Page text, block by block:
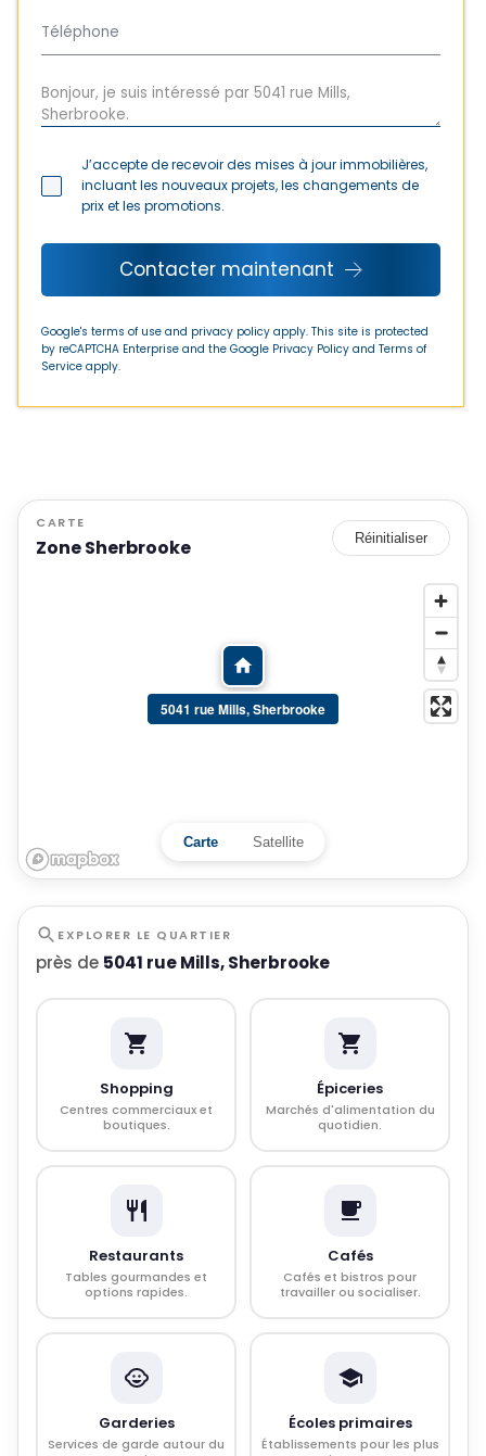
J’accepte de recevoir des mises à jour immobilières,
incluant les nouveaux projets, les changements de
prix et les promotions.
Contacter maintenant
Google's terms of use and privacy policy apply. This site is protected
by reCAPTCHA Enterprise and the Google Privacy Policy and Terms of
Service apply.
CARTE
Zone Sherbrooke Réinitialiser
5041 rue Mills, Sherbrooke
Carte Satellite
EXPLORER LE QUARTIER
près de 5041 rue Mills, Sherbrooke
Shopping
Centres commerciaux et
boutiques.
Épiceries
Marchés d'alimentation du
quotidien.
Restaurants
Tables gourmandes et
options rapides.
Cafés
Cafés et bistros pour
travailler ou socialiser.
Garderies
Services de garde autour du
Écoles primaires
Établissements pour les plus